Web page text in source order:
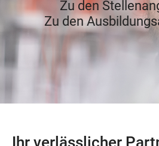
Zu den
Zu den
Ihr verlässlicher